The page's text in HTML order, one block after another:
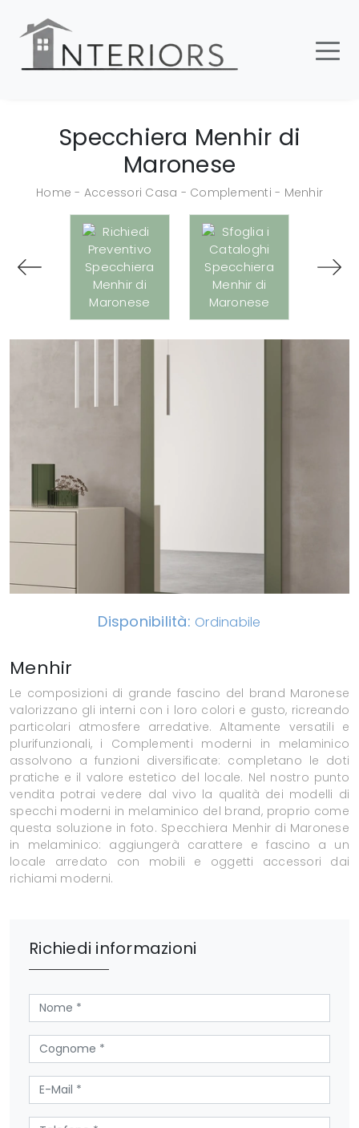
Specchiera Menhir di
Maronese
Home - Accessori Casa - Complementi - Menhir
Disponibilità: Ordinabile
Menhir
Le composizioni di grande fascino del brand Maronese
valorizzano gli interni con i loro colori e gusto, ricreando
particolari atmosfere arredative. Altamente versatili e
plurifunzionali, i Complementi moderni in melaminico
assolvono a funzioni diversificate: completano le doti
pratiche e il valore estetico del locale. Nel nostro punto
vendita potrai vedere dal vivo la qualità dei modelli di
specchi moderni in melaminico del brand, proprio come
questa soluzione in foto. Specchiera Menhir di Maronese
in melaminico: aggiungerà carattere e fascino a un
locale arredato con mobili e oggetti accessori dai
richiami moderni.
Richiedi informazioni